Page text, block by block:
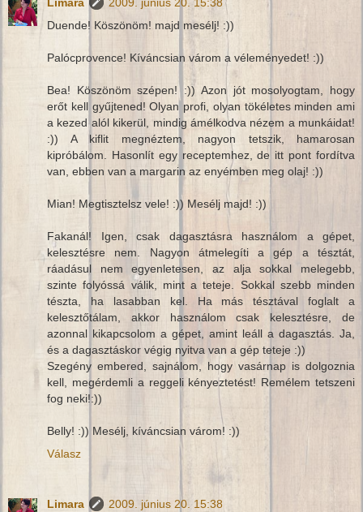
Duende! Köszönöm! majd mesélj! :))
Palócprovence! Kíváncsian várom a véleményedet! :))
Bea! Köszönöm szépen! :)) Azon jót mosolyogtam, hogy
erőt kell gyűjtened! Olyan profi, olyan tökéletes minden ami
a kezed alól kikerül, mindig ámélkodva nézem a munkáidat!
:)) A kiflit megnéztem, nagyon tetszik, hamarosan
kipróbálom. Hasonlít egy receptemhez, de itt pont fordítva
van, ebben van a margarin az enyémben meg olaj! :))
Mian! Megtisztelsz vele! :)) Mesélj majd! :))
Fakanál! Igen, csak dagasztásra használom a gépet,
kelesztésre nem. Nagyon átmelegíti a gép a tésztát,
ráadásul nem egyenletesen, az alja sokkal melegebb,
szinte folyóssá válik, mint a teteje. Sokkal szebb minden
tészta, ha lasabban kel. Ha más tésztával foglalt a
kelesztőtálam, akkor használom csak kelesztésre, de
azonnal kikapcsolom a gépet, amint leáll a dagasztás. Ja,
és a dagasztáskor végig nyitva van a gép teteje :))
Szegény embered, sajnálom, hogy vasárnap is dolgoznia
kell, megérdemli a reggeli kényeztetést! Remélem tetszeni
fog neki!:))
Belly! :)) Mesélj, kíváncsian várom! :))
Válasz
Limara
2009. június 20. 15:38